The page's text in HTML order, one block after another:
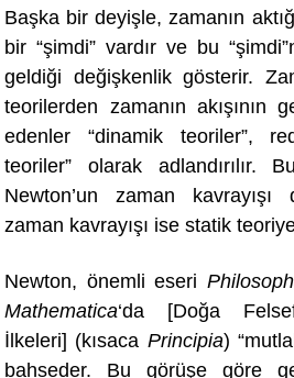
Başka bir deyişle, zamanın
bir “şimdi” vardır ve bu
geldiği değişkenlik gösterir.
teorilerden zamanın akışının
edenler “dinamik teoriler”,
teoriler” olarak adlandırılır.
Newton’un zaman kavrayışı
zaman kavrayışı ise statik
Newton, önemli eseri
Mathematica‘da [Doğa
İlkeleri] (kısaca Principia)
bahseder. Bu görüşe göre